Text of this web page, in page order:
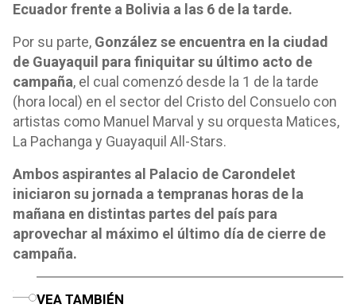
Ecuador frente a Bolivia a las 6 de la tarde.
Por su parte, González se encuentra en la ciudad
de Guayaquil para finiquitar su último acto de
campaña, el cual comenzó desde la 1 de la tarde
(hora local) en el sector del Cristo del Consuelo con
artistas como Manuel Marval y su orquesta Matices,
La Pachanga y Guayaquil All-Stars.
Ambos aspirantes al Palacio de Carondelet
iniciaron su jornada a tempranas horas de la
mañana en distintas partes del país para
aprovechar al máximo el último día de cierre de
campaña.
VEA TAMBIÉN